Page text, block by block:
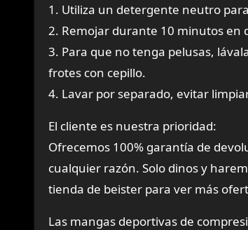
1. Utiliza un detergente neutro
2. Remojar durante 10 minutos en
3. Para que no tenga pelusas,
frotes con cepillo.
4. Lavar por separado, evitar
El cliente es nuestra prioridad:
Ofrecemos 100% garantía de
cualquier razón. Solo dinos y
tienda de beister para ver más
Las mangas deportivas de